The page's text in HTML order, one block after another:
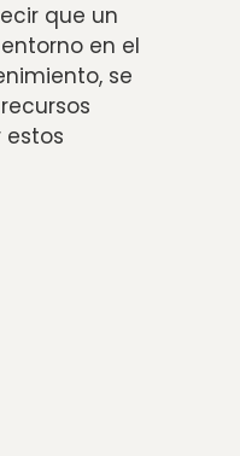
que un
en el
se
estos